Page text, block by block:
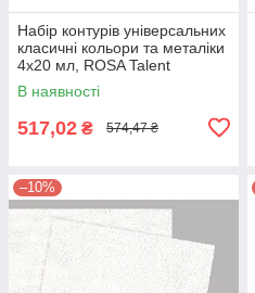
Набір контурів універсальних
класичні кольори та металіки
4х20 мл, ROSA Talent
В наявності
517,02 ₴ 574,47 ₴
–10%